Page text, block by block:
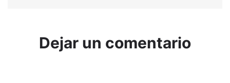
Dejar un comentario